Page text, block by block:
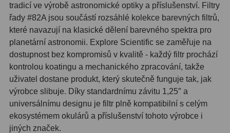
Filtry IR-Block
Filtry Clip5
Filtry CCD Hα, OIII7
Filtrová kola a rámy16
Rovnače a reduktory
Pointace7
tradicí ve výrobě astronomické optiky a příslušenství. Filtry
řady #82A jsou součástí rozsáhlé kolekce barevných filtrů,
které navazují na klasické dělení barevného spektra pro
planetární astronomii. Explore Scientific se zaměřuje na
dostupnost bez kompromisů v kvalitě - každý filtr prochází
kontrolou koatingu a mechanického zpracování, takže
uživatel dostane produkt, který skutečně funguje tak, jak
výrobce slibuje. Díky standardnímu závitu 1,25″ a
universálnímu designu je filtr plně kompatibilní s celým
ekosystémem okulárů a příslušenství tohoto výrobce i
jiných značek.